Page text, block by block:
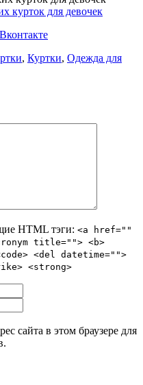
курток для девочек
, Куртки, Одежда для
HTML тэги: <a href=""
title=""> <b>
<del datetime="">
<strong>
сайта в этом браузере для